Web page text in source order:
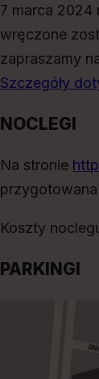
7 marca 2024
wręczone
zapraszamy
Szczegóły
NOCLEGI
Na stronie
Koszty
PARKINGI